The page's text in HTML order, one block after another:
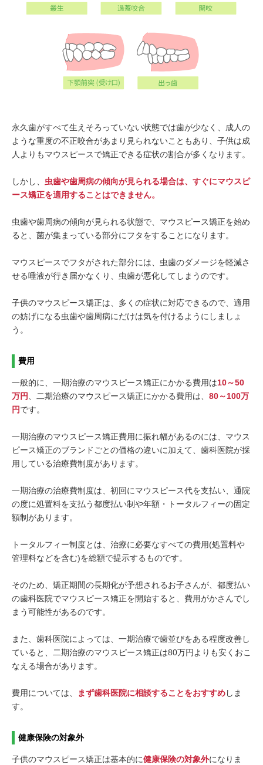
永久歯がすべて生えそろっていない状態では歯が少なく、成人の
ような重度の不正咬合があまり見られないこともあり、子供は成
人よりもマウスピースで矯正できる症状の割合が多くなります。
しかし、 虫歯や歯周病の傾向が見られる場合は、すぐにマウスピ
ース矯正を適用することはできません。
虫歯や歯周病の傾向が見られる状態で、マウスピース矯正を始め
ると、菌が集まっている部分にフタをすることになります。
マウスピースでフタがされた部分には、虫歯のダメージを軽減さ
せる唾液が行き届かなくり、虫歯が悪化してしまうのです。
子供のマウスピース矯正は、多くの症状に対応できるので、適用
の妨げになる虫歯や歯周病にだけは気を付けるようにしましょ
う。
費用
一般的に、一期治療のマウスピース矯正にかかる費用は10～50
万円
、二期治療のマウスピース矯正にかかる費用は、 80～100万
円です。
一期治療のマウスピース矯正費用に振れ幅があるのには、マウス
ピース矯正のブランドごとの価格の違いに加えて、歯科医院が採
用している治療費制度があります。
一期治療の治療費制度は、初回にマウスピース代を支払い、通院
の度に処置料を支払う都度払い制や年額・トータルフィーの固定
額制があります。
トータルフィー制度とは、治療に必要なすべての費用(処置料や
管理料などを含む)を総額で提示するものです。
そのため、矯正期間の長期化が予想されるお子さんが、都度払い
の歯科医院でマウスピース矯正を開始すると、費用がかさんでし
まう可能性があるのです。
また、歯科医院によっては、一期治療で歯並びをある程度改善し
ていると、二期治療のマウスピース矯正は80万円よりも安くおこ
なえる場合があります。
費用については、 まず歯科医院に相談することをおすすめしま
す。
健康保険の対象外
子供のマウスピース矯正は基本的に健康保険の対象外になりま